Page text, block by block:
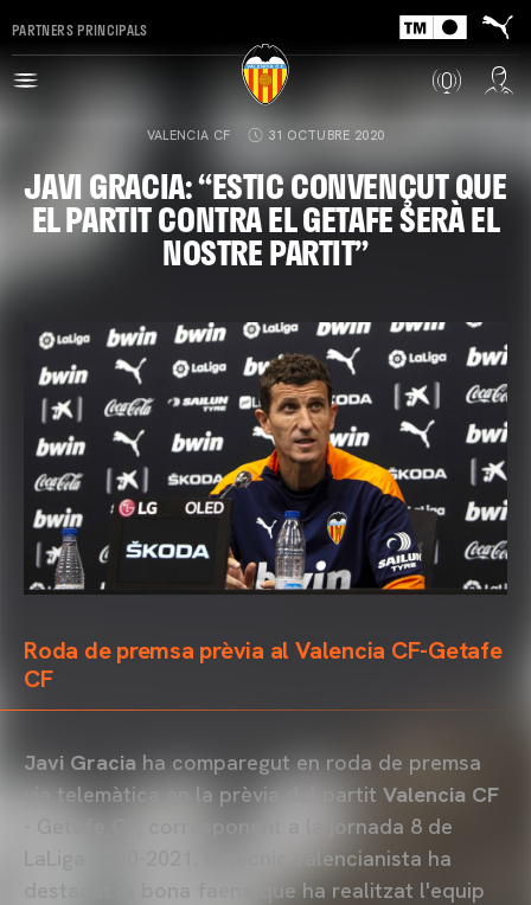
PARTNERS PRINCIPALS
VALENCIA CF 31 OCTUBRE 2020
JAVI GRACIA: “ESTIC CONVENÇUT QUE
EL PARTIT CONTRA EL GETAFE SERÀ EL
NOSTRE PARTIT”
Roda de premsa prèvia al Valencia CF-Getafe
CF
Javi Gracia ha comparegut en roda de premsa
via telemàtica en la prèvia del partit Valencia CF
- Getafe CF, corresponent a la jornada 8 de
LaLiga 2020-2021. El tècnic valencianista ha
destacat la bona faena que ha realitzat l'equip